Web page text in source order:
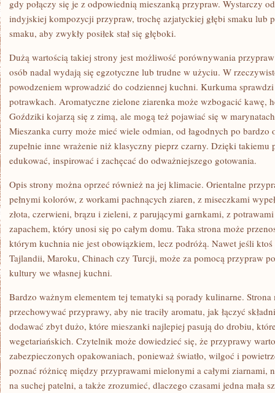
gdy połączy się je z odpowiednią mieszanką przypraw. Wystarczy
indyjskiej kompozycji przypraw, trochę azjatyckiej głębi smaku lub
smaku, aby zwykły posiłek stał się głęboki.
Dużą wartością takiej strony jest możliwość porównywania
osób nadal wydają się egzotyczne lub trudne w użyciu. W
powodzeniem wprowadzić do codziennej kuchni. Kurkuma
potrawkach. Aromatyczne zielone ziarenka może wzbogacić kawę,
Goździki kojarzą się z zimą, ale mogą też pojawiać się w
Mieszanka curry może mieć wiele odmian, od łagodnych po bardzo
zupełnie inne wrażenie niż klasyczny pieprz czarny. Dzięki takiemu
edukować, inspirować i zachęcać do odważniejszego gotowania.
Opis strony można oprzeć również na jej klimacie. Orientalne
pełnymi kolorów, z workami pachnących ziaren, z miseczkami
złota, czerwieni, brązu i zieleni, z parującymi garnkami, z
zapachem, który unosi się po całym domu. Taka strona może
którym kuchnia nie jest obowiązkiem, lecz podróżą. Nawet jeśli
Tajlandii, Maroku, Chinach czy Turcji, może za pomocą przypraw
kultury we własnej kuchni.
Bardzo ważnym elementem tej tematyki są porady kulinarne. Strona
przechowywać przyprawy, aby nie traciły aromatu, jak łączyć
dodawać zbyt dużo, które mieszanki najlepiej pasują do drobiu,
wegetariańskich. Czytelnik może dowiedzieć się, że przyprawy
zabezpieczonych opakowaniach, ponieważ światło, wilgoć i
poznać różnicę między przyprawami mielonymi a całymi ziarnami,
na suchej patelni, a także zrozumieć, dlaczego czasami jedna mała